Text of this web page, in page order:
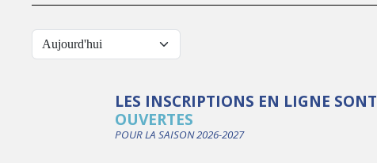
LES INSCRIPTIONS EN LIGNE SONT
OUVERTES
POUR LA SAISON 2026-2027